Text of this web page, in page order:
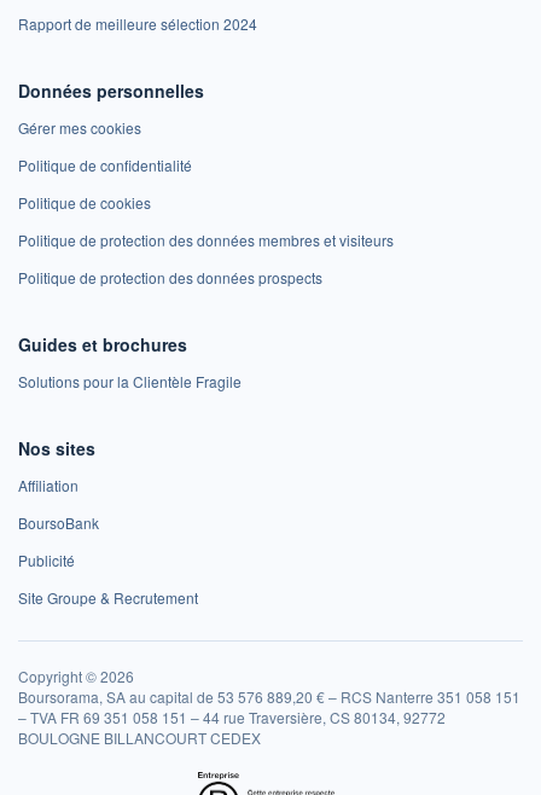
Rapport de meilleure sélection 2024
Données personnelles
Gérer mes cookies
Politique de confidentialité
Politique de cookies
Politique de protection des données membres et visiteurs
Politique de protection des données prospects
Guides et brochures
Solutions pour la Clientèle Fragile
Nos sites
Affiliation
BoursoBank
Publicité
Site Groupe & Recrutement
Copyright © 2026
Boursorama, SA au capital de 53 576 889,20 € – RCS Nanterre 351 058 151
– TVA FR 69 351 058 151 – 44 rue Traversière, CS 80134, 92772
BOULOGNE BILLANCOURT CEDEX